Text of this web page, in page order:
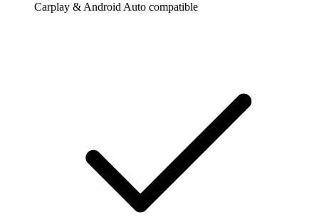
Carplay & Android Auto compatible